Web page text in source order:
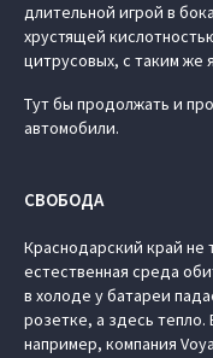
длительной игрой в
хрустящей
цитрусовых, с таким же
Тут бы продолжать и
автомобили.
СВОБОДА
Краснодарский край не
естественная среда
в холоде у батареи
розетке, а здесь
например, компания